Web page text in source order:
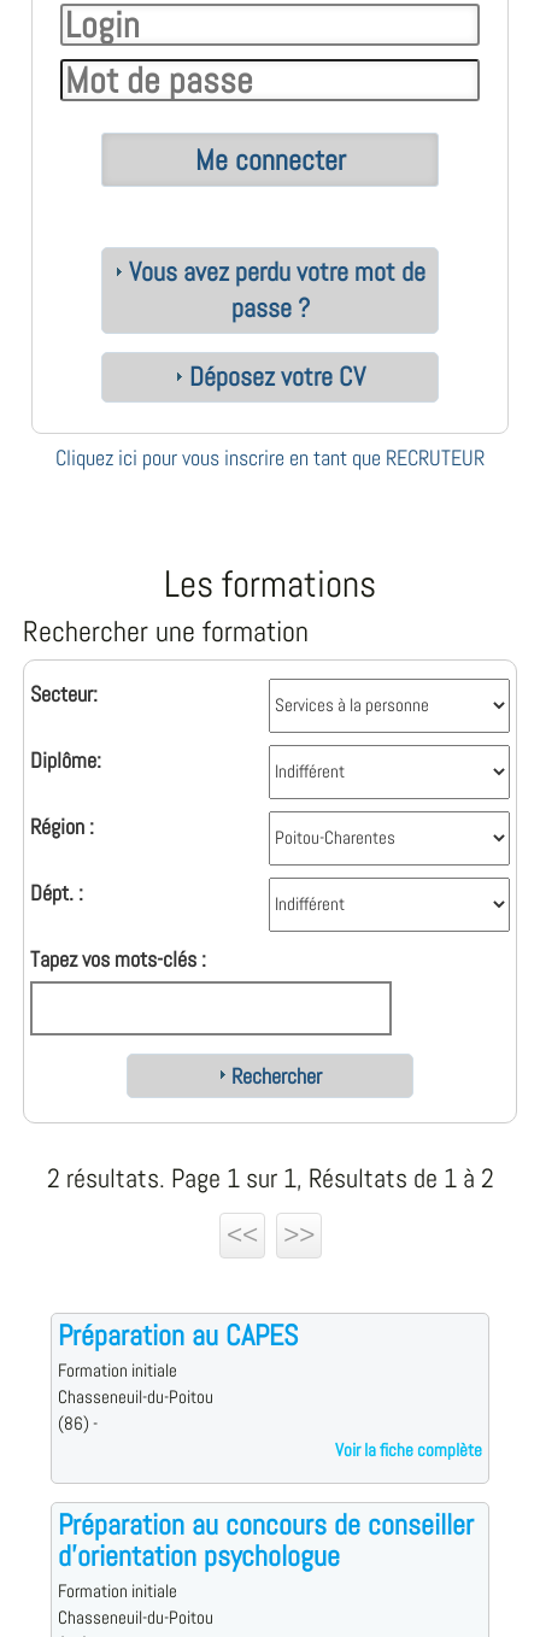
Vous avez perdu votre mot de
passe ?
Déposez votre CV
Cliquez ici pour vous inscrire en tant que RECRUTEUR
Les formations
Rechercher une formation
Secteur:
Diplôme:
Région :
Dépt. :
Tapez vos mots-clés :
Rechercher
2 résultats. Page 1 sur 1, Résultats de 1 à 2
<<
>>
Préparation au CAPES
Formation initiale
Chasseneuil-du-Poitou
(86) -
Voir la fiche complète
Préparation au concours de conseiller
d'orientation psychologue
Formation initiale
Chasseneuil-du-Poitou